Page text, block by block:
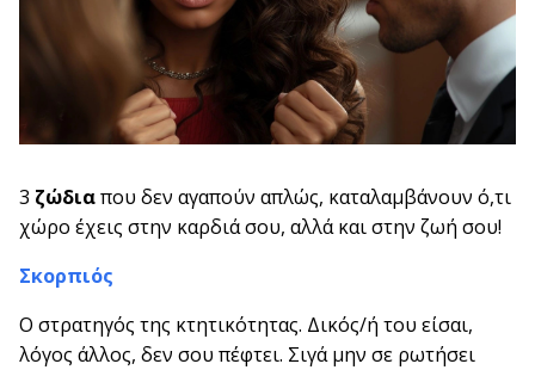
3 ζώδιαπου δεν αγαπούν απλώς, καταλαμβάνουν ό,τι
χώρο έχεις στην καρδιά σου, αλλά και στην ζωή σου!
Σκορπιός
Ο στρατηγός της κτητικότητας. Δικός/ή του είσαι,
λόγος άλλος, δεν σου πέφτει. Σιγά μην σε ρωτήσει